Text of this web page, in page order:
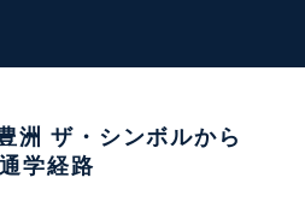
洲 ザ・シンボルから
学経路